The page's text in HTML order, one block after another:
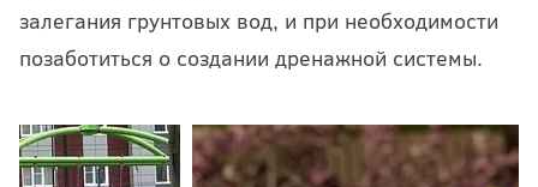
залегания грунтовых вод, и при необходимости
позаботиться о создании дренажной системы.